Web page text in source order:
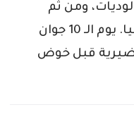
ومن ثم
السفر إلى أمريكا، لملاقاة بوليفيا. يوم الـ 10 جوان
قبل خوض